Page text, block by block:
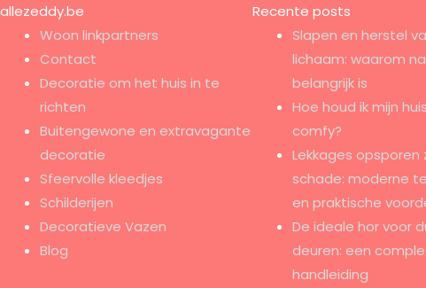
allezeddy.be
Woon linkpartners
Contact
Decoratie om het huis in te
richten
Buitengewone en extravagante
decoratie
Sfeervolle kleedjes
Schilderijen
Decoratieve Vazen
Blog
Recente posts
Slapen en herstel
lichaam: waarom
belangrijk is
Hoe houd ik mijn
comfy?
Lekkages opsporen
schade: moderne
en praktische
De ideale hor voor
deuren: een
handleiding